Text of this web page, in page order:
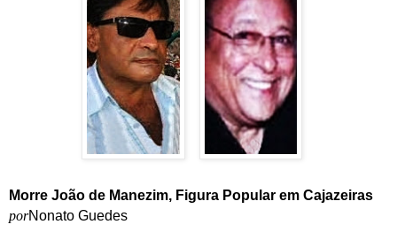
Morre João de Manezim, Figura Popular em Cajazeiras
porNonato Guedes